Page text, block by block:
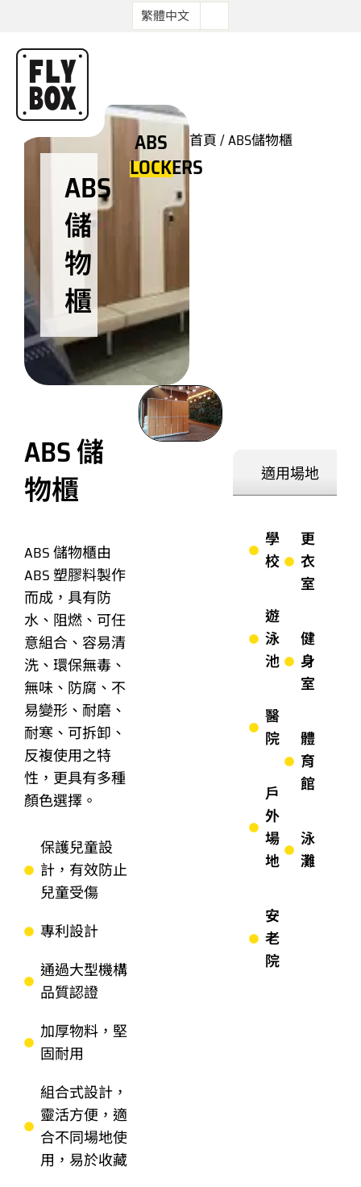
繁體中文
ABS
儲
物
櫃
ABS
LOCKERS
首頁/ ABS儲物櫃
ABS 儲
物櫃
ABS 儲物櫃由
ABS 塑膠料製作
而成，具有防
水、阻燃、可任
意組合、容易清
洗、環保無毒、
無味、防腐、不
易變形、耐磨、
耐寒、可拆卸、
反複使用之特
性，更具有多種
顏色選擇。
保護兒童設
計，有效防止
兒童受傷
專利設計
通過大型機構
品質認證
加厚物料，堅
固耐用
組合式設計，
靈活方便，適
合不同場地使
用，易於收藏
適用場地
學
校
遊
泳
池
醫
院
戶
外
場
地
安
老
院
更
衣
室
健
身
室
體
育
館
泳
灘